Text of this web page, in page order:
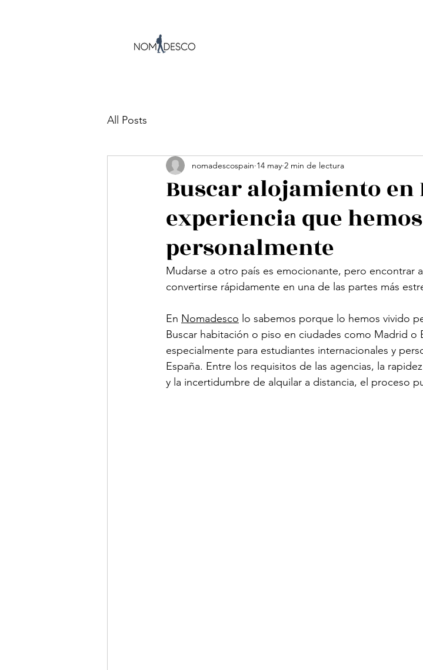
All Posts
Buscar alojamiento en
experiencia que
personalmente
nomadescospain 14 may 2 min de lectura
Mudarse a otro país es emocionante, pero encontrar
convertirse rápidamente en una de las partes más
En Nomadesco lo sabemos porque lo hemos vivido
Buscar habitación o piso en ciudades como Madrid o
especialmente para estudiantes internacionales y
España. Entre los requisitos de las agencias, la
y la incertidumbre de alquilar a distancia, el proceso